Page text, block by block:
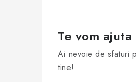
Te vom
Ai nevoie de sfaturi
tine!